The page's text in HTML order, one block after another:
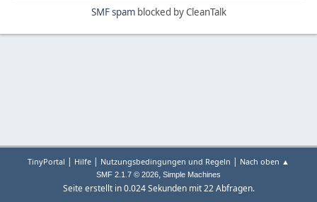
SMF spamblocked by CleanTalk
TinyPortal | Hilfe | Nutzungsbedingungen und Regeln | Nach oben ▲
SMF 2.1.7 © 2026, Simple Machines
Seite erstellt in 0.024 Sekunden mit 22 Abfragen.